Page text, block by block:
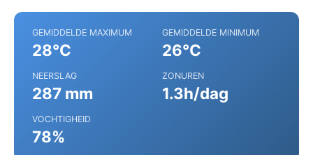
GEMIDDELDE MAXIMUM
28°C
GEMIDDELDE MINIMUM
26°C
NEERSLAG
287 mm
ZONUREN
1.3h/dag
VOCHTIGHEID
78%